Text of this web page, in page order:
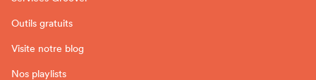
Outils gratuits
Visite notre blog
Nos playlists